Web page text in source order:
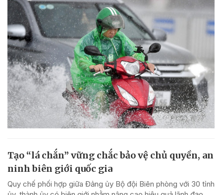
Tạo “lá chắn” vững chắc bảo vệ chủ quyền, an
ninh biên giới quốc gia
Quy chế phối hợp giữa Đảng ủy Bộ đội Biên phòng với 30 tỉnh